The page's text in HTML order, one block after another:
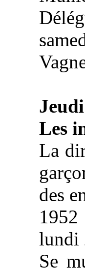
Les
La
des
1952
lundi
Se